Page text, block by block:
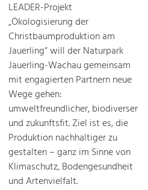
LEADER-Projekt
„Ökologisierung der
Christbaumproduktion am
Jauerling“ will der Naturpark
Jauerling-Wachau gemeinsam
mit engagierten Partnern neue
Wege gehen:
umweltfreundlicher, biodiverser
und zukunftsfit. Ziel ist es, die
Produktion nachhaltiger zu
gestalten – ganz im Sinne von
Klimaschutz, Bodengesundheit
und Artenvielfalt.